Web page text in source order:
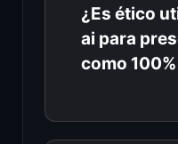
¿Es ético
ai para
como